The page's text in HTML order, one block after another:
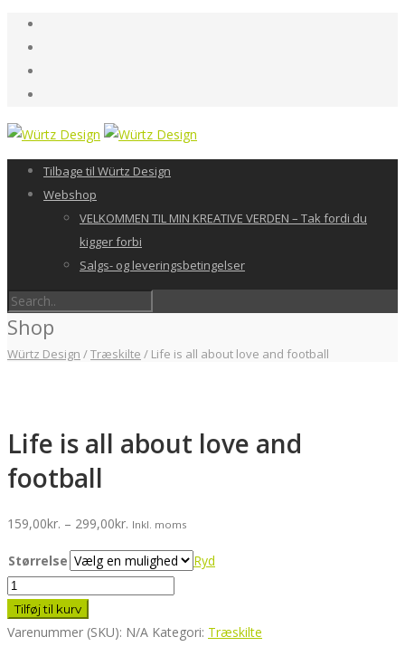
Tilbage til Würtz Design
Webshop
VELKOMMEN TIL MIN KREATIVE VERDEN – Tak fordi du
kigger forbi
Salgs- og leveringsbetingelser
Shop
Würtz Design /Træskilte / Life is all about love and football
Life is all about love and
football
159,00kr. – 299,00kr. Prisinterval:
til
299,00kr.
Inkl. moms
Størrelse
Ryd
Life
is
all
Tilføj til kurv
Varenummer (SKU): N/A Kategori: Træskilte